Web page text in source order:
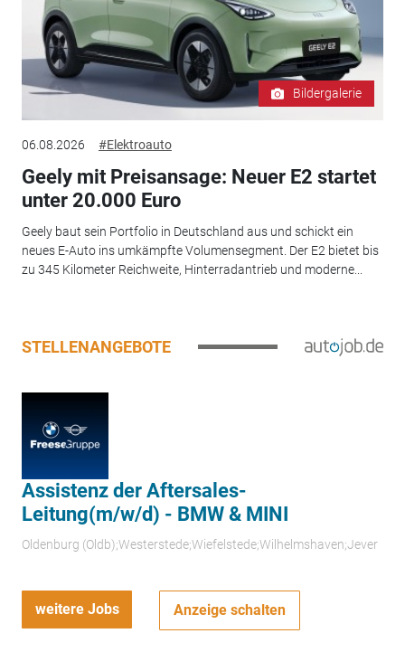
Bildergalerie
06.08.2026 #Elektroauto
Geely mit Preisansage: Neuer E2 startet
unter 20.000 Euro
Geely baut sein Portfolio in Deutschland aus und schickt ein
neues E-Auto ins umkämpfte Volumensegment. Der E2 bietet bis
zu 345 Kilometer Reichweite, Hinterradantrieb und moderne...
STELLENANGEBOTE
Assistenz der Aftersales-
Leitung(m/w/d) - BMW & MINI
Oldenburg (Oldb);Westerstede;Wiefelstede;Wilhelmshaven;Jever
weitere Jobs Anzeige schalten